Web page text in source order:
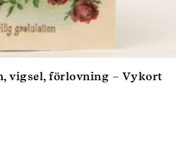
vigsel, förlovning – Vykort